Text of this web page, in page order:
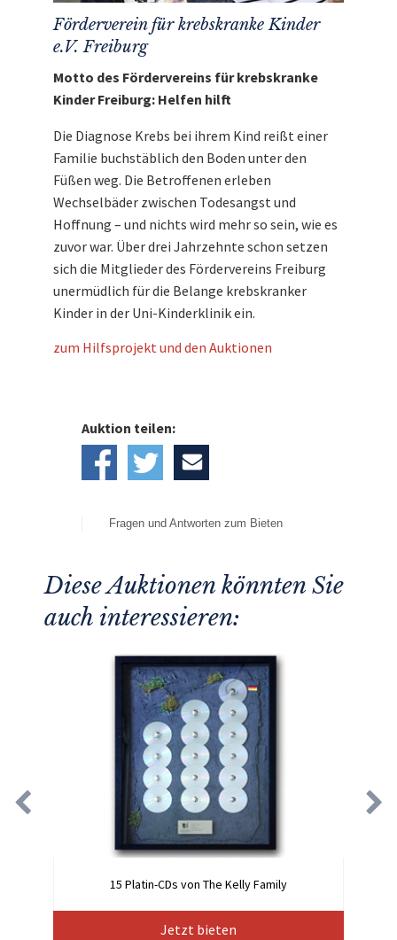
Förderverein für krebskranke Kinder
e.V. Freiburg
Motto des Fördervereins für krebskranke
Kinder Freiburg: Helfen hilft
Die Diagnose Krebs bei ihrem Kind reißt einer
Familie buchstäblich den Boden unter den
Füßen weg. Die Betroffenen erleben
Wechselbäder zwischen Todesangst und
Hoffnung – und nichts wird mehr so sein, wie es
zuvor war. Über drei Jahrzehnte schon setzen
sich die Mitglieder des Fördervereins Freiburg
unermüdlich für die Belange krebskranker
Kinder in der Uni-Kinderklinik ein.
zum Hilfsprojekt und den Auktionen
Auktion teilen:
Fragen und Antworten zum Bieten
Diese Auktionen könnten Sie
auch interessieren:
15 Platin-CDs von The Kelly Family
Jetzt bieten